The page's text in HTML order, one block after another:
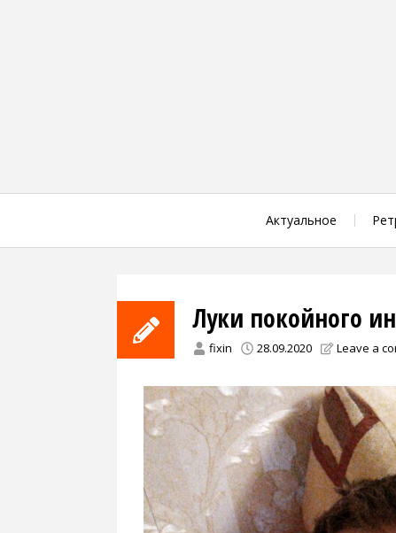
Актуальное
Луки покойного
fixin 28.09.2020 Leave a